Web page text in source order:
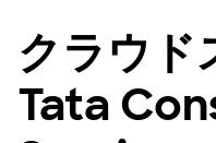
クラウド
Tata